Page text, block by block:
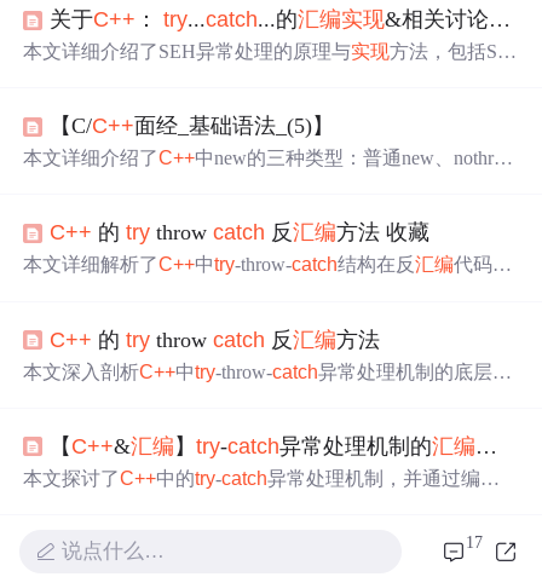
关于C++ ：try...catch...的汇编实现&相关讨论，FS
本文详细介绍了SEH异常处理的原理与实现方法，包括SE
【C/C++面经_基础语法_(5)】
本文详细介绍了C++中new的三种类型：普通new、nothrow
关键字的用法，以及函数异常声明列表和标准异常类。此
外，还涵盖了static关键字的作用，如变量隐藏、持久化存
差异，以及静态变量的初始化时刻。最后，解析了类的继
承概念以及引用在
汇编 层面上的实现 。
C++ 的try throwcatch 反汇编方法 收藏
本文详细解析了C++中try-throw-catch结构在反汇编代码中
C++ 的try throwcatch 反汇编方法
本文深入剖析C++中try-throw-catch异常处理机制的底层实
【 C++&汇编 】try-catch异常处理机制的汇编实现
本文探讨了C++中的try-catch异常处理机制，并通过编译
它们如何帮助程序在遇到异常时保持运行稳定性。
说点什么… 17